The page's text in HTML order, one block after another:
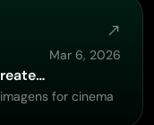
Mar 6, 2026
for cinema